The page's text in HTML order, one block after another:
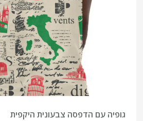
גופיה עם הדפסה צבעונית היקפית